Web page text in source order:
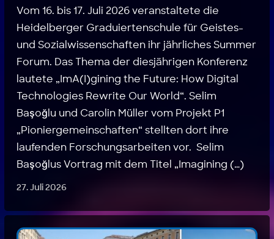
Vom 16. bis 17. Juli 2026 veranstaltete die
Heidelberger Graduiertenschule für Geistes-
und Sozialwissenschaften ihr jährliches Summer
Forum. Das Thema der diesjährigen Konferenz
lautete „ImA(I)gining the Future: How Digital
Technologies Rewrite Our World“. Selim
Başoğlu und Carolin Müller vom Projekt P1
„Pioniergemeinschaften“ stellten dort ihre
laufenden Forschungsarbeiten vor. Selim
Başoğlus Vortrag mit dem Titel „Imagining (…)
27. Juli 2026